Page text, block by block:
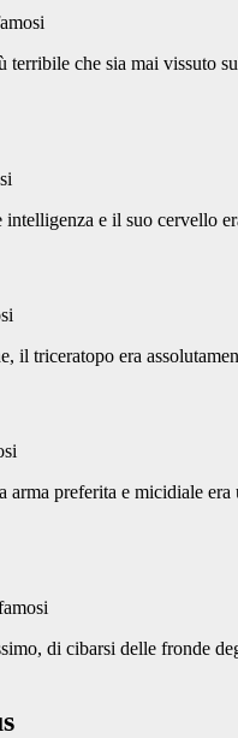
che sia mai vissuto
e il suo cervello
il triceratopo era
preferita e micidiale
di cibarsi delle fronde